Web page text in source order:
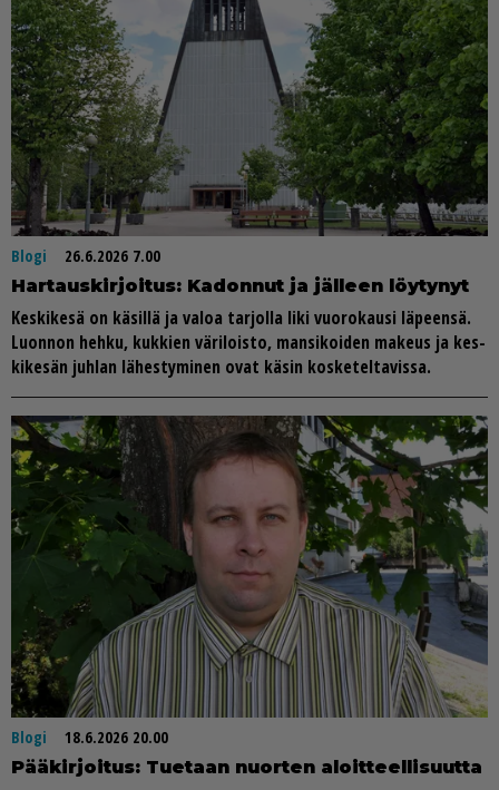
Blogi
26.6.2026 7.00
Har­taus­kir­joi­tus: Ka­don­nut ja jäl­leen löy­ty­nyt
Kes­ki­ke­sä on kä­sil­lä ja va­loa tar­jol­la liki vuo­ro­kau­si lä­peen­sä.
Luon­non heh­ku, kuk­kien vä­ri­lois­to, man­si­koi­den ma­keus ja kes­
ki­ke­sän juh­lan lä­hes­ty­mi­nen ovat kä­sin kos­ke­tel­ta­vis­sa.
Blogi
18.6.2026 20.00
Pää­kir­joi­tus: Tu­e­taan nuor­ten aloit­teel­li­suut­ta